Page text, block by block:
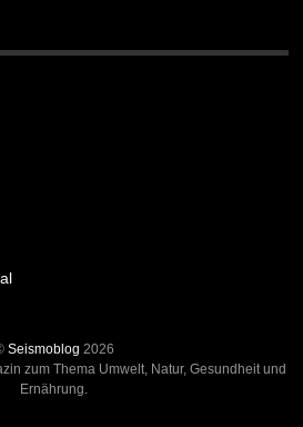
Seismoblog 2026
zum Thema Umwelt, Natur, Gesundheit und
Ernährung.